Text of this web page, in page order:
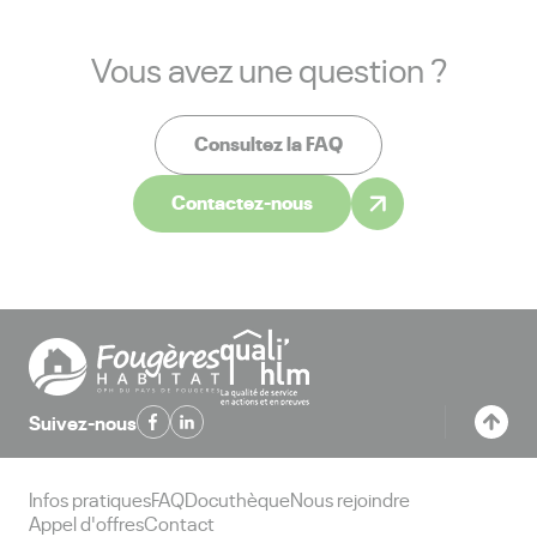
Vous avez une question ?
Consultez la FAQ
Contactez-nous
Suivez-nous
Infos pratiquesFAQDocuthèqueNous rejoindre
Appel d'offresContact